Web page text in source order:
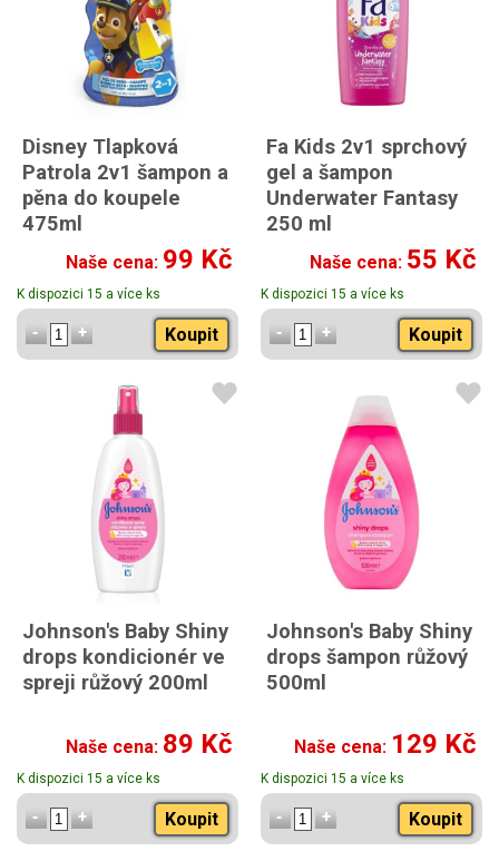
Disney Tlapková
Patrola 2v1 šampon a
pěna do koupele
475ml
Naše cena: 99 Kč
K dispozici 15 a více ks
Koupit
Fa Kids 2v1 sprchový
gel a šampon
Underwater Fantasy
250 ml
Naše cena: 55 Kč
K dispozici 15 a více ks
Koupit
Johnson's Baby Shiny
drops kondicionér ve
spreji růžový 200ml
Naše cena: 89 Kč
K dispozici 15 a více ks
Koupit
Johnson's Baby Shiny
drops šampon růžový
500ml
Naše cena: 129 Kč
K dispozici 15 a více ks
Koupit